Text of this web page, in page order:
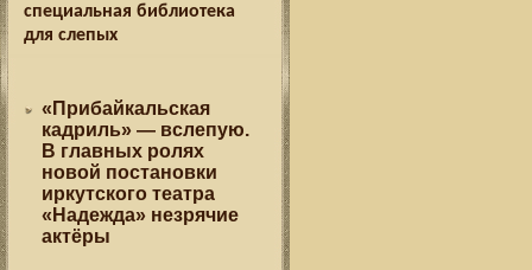
специальная библиотека
для слепых
«Прибайкальская
кадриль» — вслепую.
В главных ролях
новой постановки
иркутского театра
«Надежда» незрячие
актёры